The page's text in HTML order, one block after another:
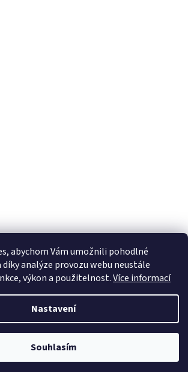
abychom Vám umožnili pohodlné
analýze provozu webu neustále
výkon a použitelnost.Více informací
Nastavení
Souhlasím
Vytvořil Shoptet
WA shop. Všechna práva vyhrazena.